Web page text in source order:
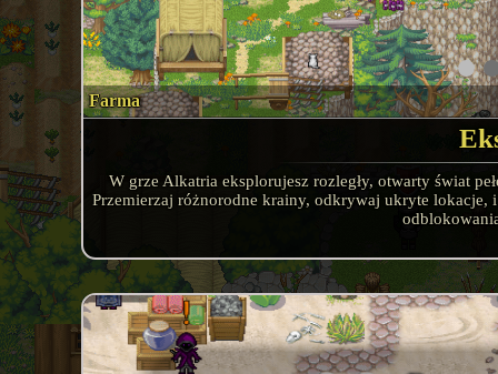
17. Viølet
Schabhunter
19. Shagray
20. Astreed
Farma
W grze Alkatria eksplorujesz rozległy, otwarty świat
Przemierzaj różnorodne krainy, odkrywaj ukryte